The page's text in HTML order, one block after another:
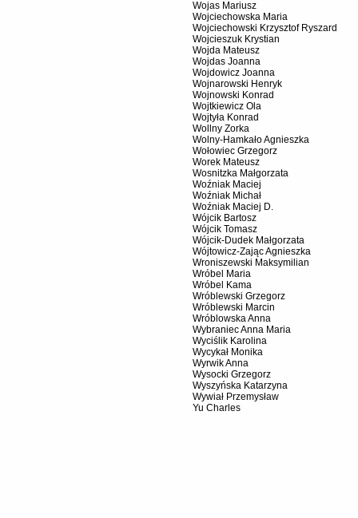
Wojas Mariusz
Wojciechowska Maria
Wojciechowski Krzysztof Ryszard
Wojcieszuk Krystian
Wojda Mateusz
Wojdas Joanna
Wojdowicz Joanna
Wojnarowski Henryk
Wojnowski Konrad
Wojtkiewicz Ola
Wojtyła Konrad
Wollny Zorka
Wolny-Hamkało Agnieszka
Wołowiec Grzegorz
Worek Mateusz
Wosnitzka Małgorzata
Woźniak Maciej
Woźniak Michał
Woźniak Maciej D.
Wójcik Bartosz
Wójcik Tomasz
Wójcik-Dudek Małgorzata
Wójtowicz-Zając Agnieszka
Wroniszewski Maksymilian
Wróbel Maria
Wróbel Kama
Wróblewski Grzegorz
Wróblewski Marcin
Wróblowska Anna
Wybraniec Anna Maria
Wyciślik Karolina
Wycykał Monika
Wyrwik Anna
Wysocki Grzegorz
Wyszyńska Katarzyna
Wywiał Przemysław
Yu Charles